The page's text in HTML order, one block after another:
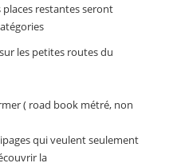
restantes seront
les petites routes du
( road book métré, non
qui veulent seulement
la